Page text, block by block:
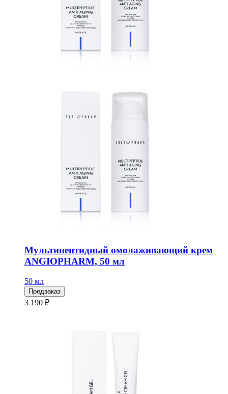
Мультипептидный омолаживающий крем
ANGIOPHARM, 50 мл
50 мл
Предзаказ
3 190 ₽